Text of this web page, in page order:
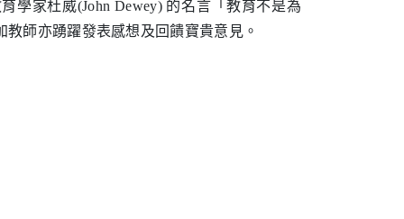
學家杜威(John Dewey) 的名言「教育不是為
師亦踴躍發表感想及回饋寶貴意見。